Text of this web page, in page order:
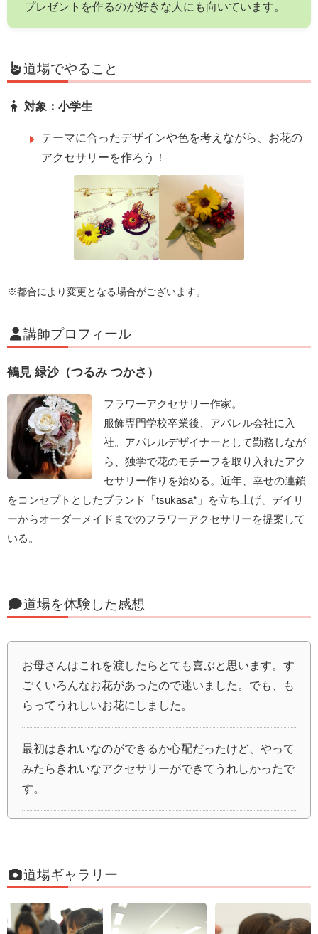
プレゼントを作るのが好きな人にも向いています。
道場でやること
対象：小学生
テーマに合ったデザインや色を考えながら、お花の
アクセサリーを作ろう！
※都合により変更となる場合がございます。
講師プロフィール
鶴見 緑沙（つるみ つかさ）
フラワーアクセサリー作家。
服飾専門学校卒業後、アパレル会社に入
社。アパレルデザイナーとして勤務しなが
ら、独学で花のモチーフを取り入れたアク
セサリー作りを始める。近年、幸せの連鎖
をコンセプトとしたブランド「tsukasa*」を立ち上げ、デイリ
ーからオーダーメイドまでのフラワーアクセサリーを提案して
いる。
道場を体験した感想
お母さんはこれを渡したらとても喜ぶと思います。す
ごくいろんなお花があったので迷いました。でも、も
らってうれしいお花にしました。
最初はきれいなのができるか心配だったけど、やって
みたらきれいなアクセサリーができてうれしかったで
す。
とか、いろいろなものが自分で作れるなんてすごーい
と思いました。
道場ギャラリー